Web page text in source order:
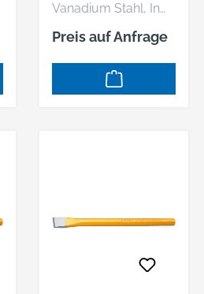
Vanadium Stahl, In
der ganzen Länge
gleichmäßig
durchgehärtet und
sorgfältig
Preis auf Anfrage